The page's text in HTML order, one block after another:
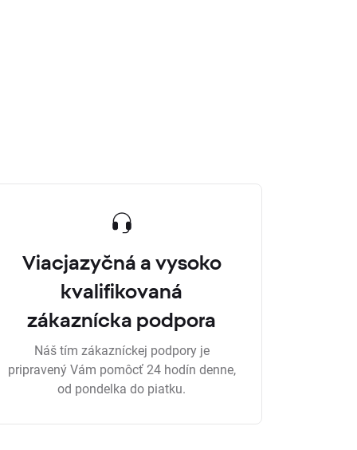
Viacjazyčná a vysoko
kvalifikovaná
zákaznícka podpora
Náš tím zákazníckej podpory je
pripravený Vám pomôcť 24 hodín denne,
od pondelka do piatku.